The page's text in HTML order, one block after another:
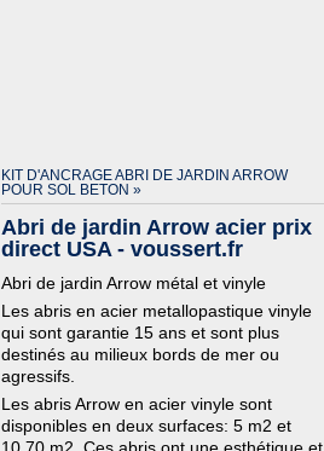
KIT D'ANCRAGE ABRI DE JARDIN ARROW
POUR SOL BETON »
Abri de jardin Arrow acier prix
direct USA - voussert.fr
Abri de jardin Arrow métal et vinyle
Les abris en acier metallopastique vinyle
qui sont garantie 15 ans et sont plus
destinés au milieux bords de mer ou
agressifs.
Les abris Arrow en acier vinyle sont
disponibles en deux surfaces: 5 m2 et